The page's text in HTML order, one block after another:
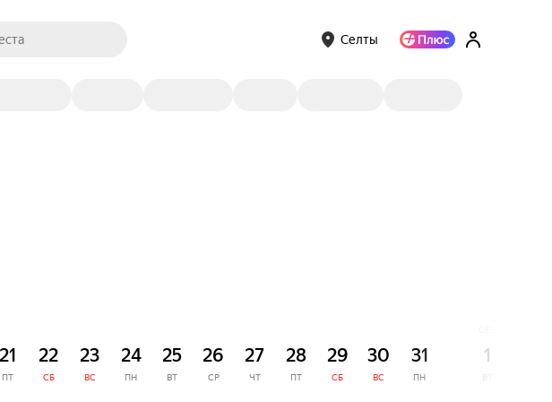
Селты
21
ПТ
22
СБ
23
ВС
24
ПН
25
ВТ
26
СР
27
ЧТ
28
ПТ
29
СБ
30
ВС
31
ПН
1
ВТ